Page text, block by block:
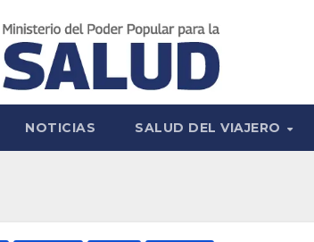
NOTICIAS SALUD DEL VIAJERO